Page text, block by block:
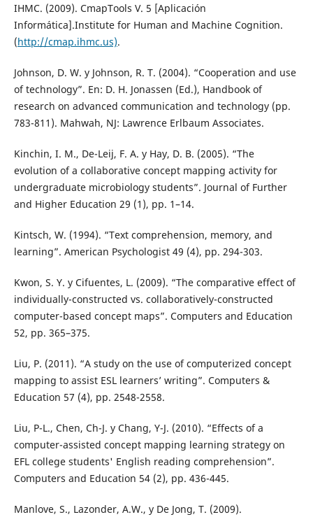
IHMC. (2009). CmapTools V. 5 [Aplicación
Informática].Institute for Human and Machine Cognition.
(http://cmap.ihmc.us).
Johnson, D. W. y Johnson, R. T. (2004). “Cooperation and use
of technology”. En: D. H. Jonassen (Ed.), Handbook of
research on advanced communication and technology (pp.
783-811). Mahwah, NJ: Lawrence Erlbaum Associates.
Kinchin, I. M., De-Leij, F. A. y Hay, D. B. (2005). “The
evolution of a collaborative concept mapping activity for
undergraduate microbiology students”. Journal of Further
and Higher Education 29 (1), pp. 1–14.
Kintsch, W. (1994). “Text comprehension, memory, and
learning”. American Psychologist 49 (4), pp. 294-303.
Kwon, S. Y. y Cifuentes, L. (2009). “The comparative effect of
individually-constructed vs. collaboratively-constructed
computer-based concept maps”. Computers and Education
52, pp. 365–375.
Liu, P. (2011). “A study on the use of computerized concept
mapping to assist ESL learners’ writing”. Computers &
Education 57 (4), pp. 2548-2558.
Liu, P-L., Chen, Ch-J. y Chang, Y-J. (2010). “Effects of a
computer-assisted concept mapping learning strategy on
EFL college students' English reading comprehension”.
Computers and Education 54 (2), pp. 436-445.
Manlove, S., Lazonder, A.W., y De Jong, T. (2009).